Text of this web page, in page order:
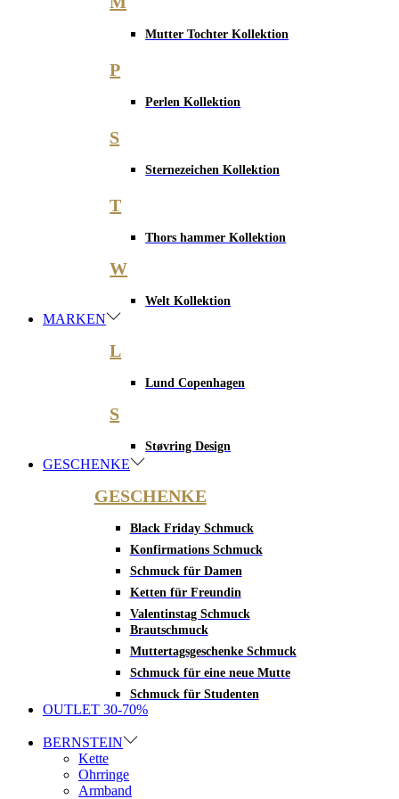
Mutter Tochter Kollektion
P
Perlen Kollektion
S
Sternezeichen Kollektion
T
Thors hammer Kollektion
W
Welt Kollektion
MARKEN
L
Lund Copenhagen
S
Støvring Design
GESCHENKE
GESCHENKE
Black Friday Schmuck
Konfirmations Schmuck
Schmuck für Damen
Ketten für Freundin
Valentinstag Schmuck
Brautschmuck
Muttertagsgeschenke Schmuck
Schmuck für eine neue Mutte
Schmuck für Studenten
OUTLET 30-70%
BERNSTEIN
Kette
Ohrringe
Armband